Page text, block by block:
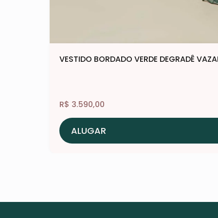
VESTIDO BORDADO VERDE DEGRADÊ
R$ 3.590,00
ALUGAR